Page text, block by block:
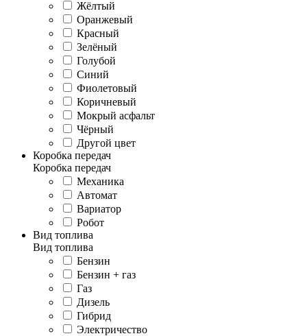
Жёлтый
Оранжевый
Красный
Зелёный
Голубой
Синий
Фиолетовый
Коричневый
Мокрый асфальт
Чёрный
Другой цвет
Коробка передач
Коробка передач
Механика
Автомат
Вариатор
Робот
Вид топлива
Вид топлива
Бензин
Бензин + газ
Газ
Дизель
Гибрид
Электричество